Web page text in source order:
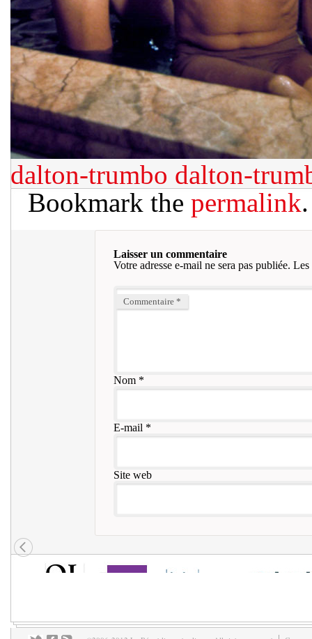
dalton-trumbo dalton-
Bookmark the permalink.
Laisser un commentaire
Votre adresse e-mail ne sera pas publiée. Les
Commentaire *
Nom*
E-mail *
Site web